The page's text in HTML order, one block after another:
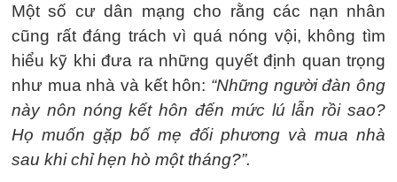
Một số cư dân mạng cho rằng các nạn nhân
cũng rất đáng trách vì quá nóng vội, không tìm
hiểu kỹ khi đưa ra những quyết định quan trọng
như mua nhà và kết hôn: “Những người đàn ông
này nôn nóng kết hôn đến mức lú lẫn rồi sao?
Họ muốn gặp bố mẹ đối phương và mua nhà
sau khi chỉ hẹn hò một tháng?”.